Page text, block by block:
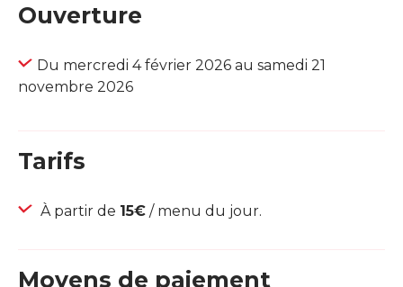
Ouverture
Du mercredi 4 février 2026 au samedi 21
novembre 2026
Tarifs
À partir de 15€ / menu du jour.
Moyens de paiement